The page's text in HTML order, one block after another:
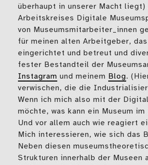
überhaupt in unserer Macht
Arbeitskreises Digitale
von Museumsmitarbeiter_innen
für meinen alten Arbeitgeber, das
eingerichtet und betreut und
fester Bestandteil der
Instagram und meinem Blog.
verwischen, die die
Wenn ich mich also mit der
möchte, was kann ein Museum
Und vor allem auch wie reagiert
Mich interessieren, wie sich das
Neben diesen
Strukturen innerhalb der Museen